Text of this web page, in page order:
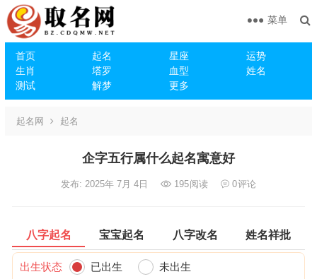
首页 起名 星座
运势
生肖
塔罗 血型
姓名
测试
解梦 更多
菜单
起名网 起名
企字五行属什么起名寓意好
发布: 2025年 7月 4日 195阅读 0评论
八字起名 宝宝起名 八字改名 姓名祥批
出生状态 已出生 未出生